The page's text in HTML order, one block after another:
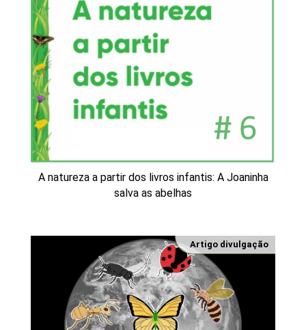
A natureza a partir dos livros infantis: A Joaninha
salva as abelhas
Artigo divulgação